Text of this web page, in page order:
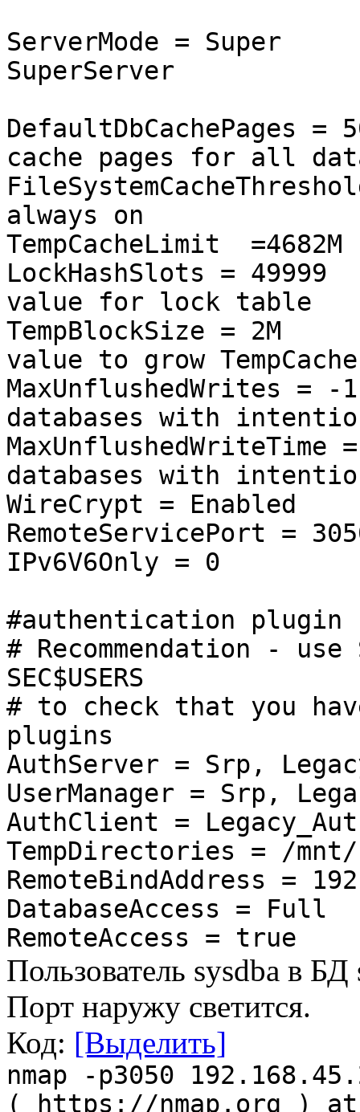
ServerMode =
SuperServer
cache pages for all
always on
TempCacheLimit =4682M
LockHashSlots =
value for lock table
TempBlockSize =
value to grow
databases with
databases with
WireCrypt = Enabled
RemoteServicePort =
IPv6V6Only = 0
#authentication plugin
# Recommendation - use
SEC$USERS
# to check that you
plugins
AuthServer = Srp,
UserManager = Srp,
AuthClient =
TempDirectories = /
RemoteBindAddress =
DatabaseAccess = Full
RemoteAccess = true
Пользователь sysdba в
Порт наружу светится.
Код: [Выделить]
nmap -p3050
( https://nmap.org ) at